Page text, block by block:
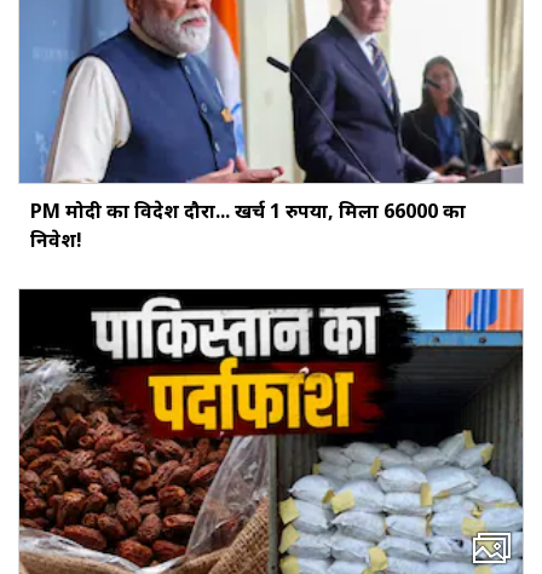
PM मोदी का विदेश दौरा... खर्च 1 रुपया, मिला ₹66000 का
निवेश!